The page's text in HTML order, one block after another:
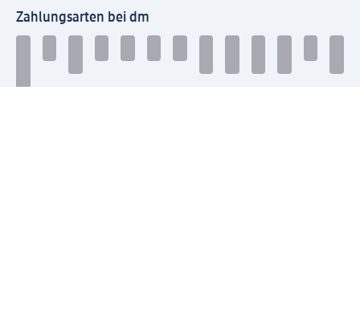
Zahlungsarten bei dm